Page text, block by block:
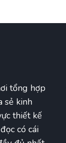
tổng hợp
sẻ kinh
thiết kế
có cái